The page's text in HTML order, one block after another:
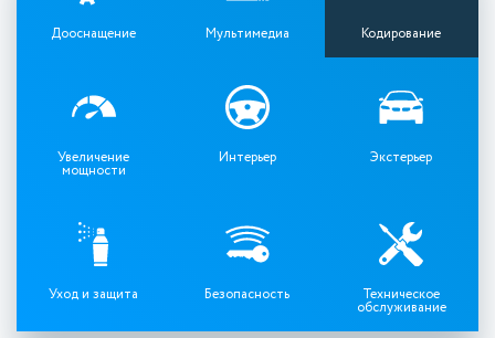
Дооснащение Мультимедиа Кодирование
Увеличение
мощности
Интерьер Экстерьер
Уход и защита Безопасность Техническое
обслуживание